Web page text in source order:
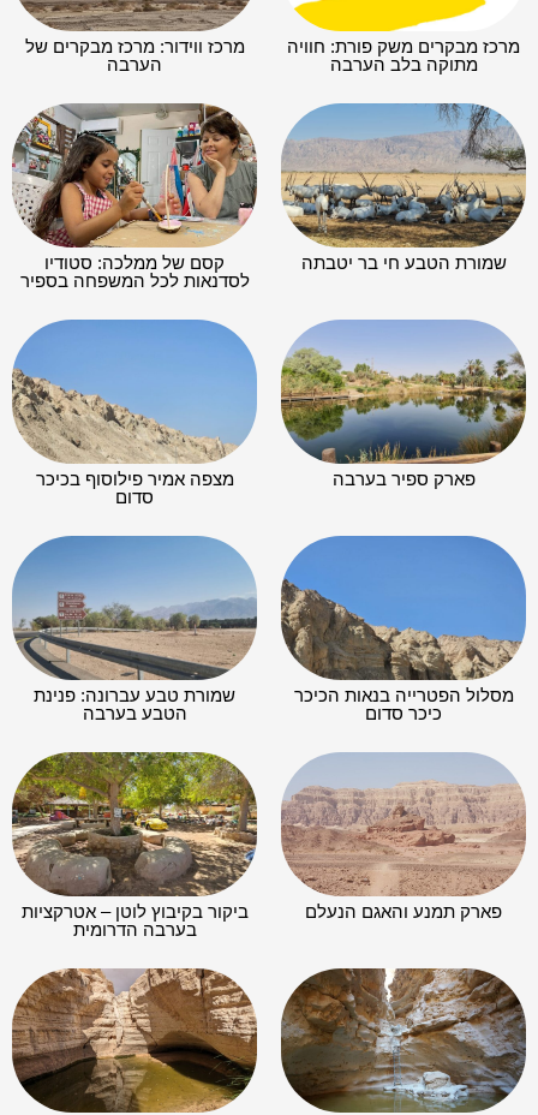
מרכז מבקרים משק פורת: חוויה
מתוקה בלב הערבה
מרכז ווידור: מרכז מבקרים של
הערבה
שמורת הטבע חי בר יטבתה
קסם של ממלכה: סטודיו
לסדנאות לכל המשפחה בספיר
פארק ספיר בערבה
מצפה אמיר פילוסוף בכיכר
סדום
מסלול הפטרייה בנאות הכיכר
כיכר סדום
שמורת טבע עברונה: פנינת
הטבע בערבה
פארק תמנע והאגם הנעלם
ביקור בקיבוץ לוטן – אטרקציות
בערבה הדרומית